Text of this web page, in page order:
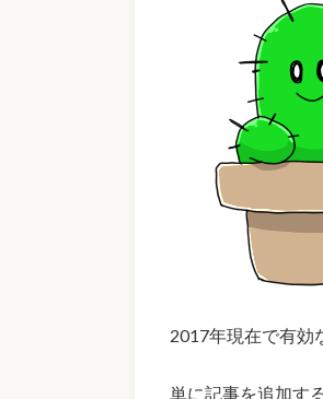
2017年現在で有効
単に記事を追加す